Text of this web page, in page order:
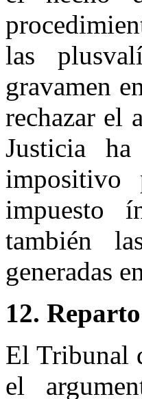
las
gravamen
rechazar el
Justicia ha
impositivo
impuesto
también
generadas
12.
El Tribunal
el